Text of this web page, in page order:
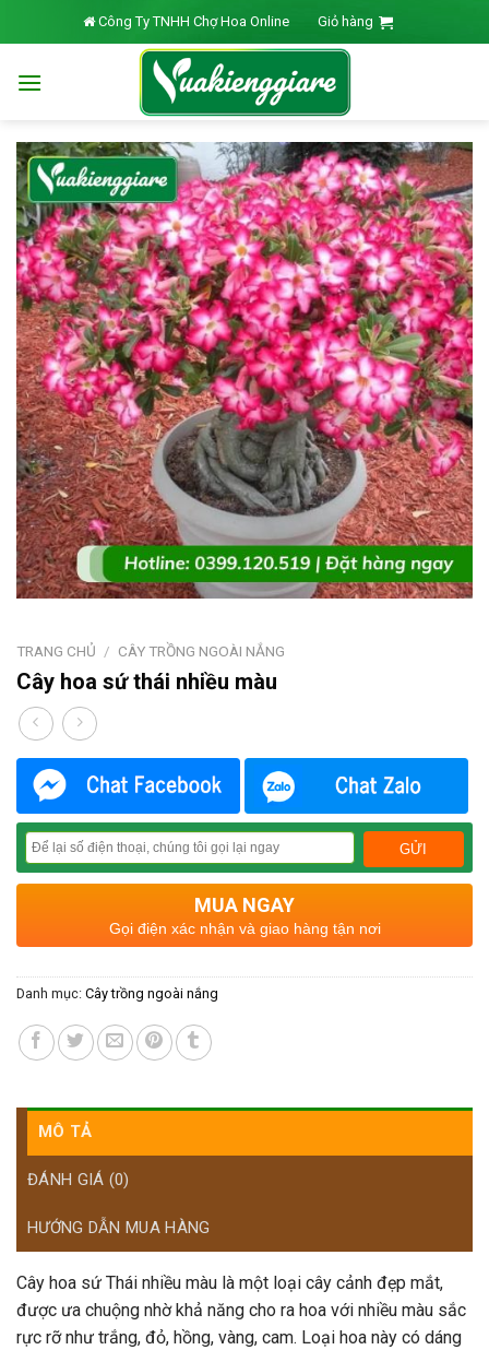
to
Công Ty TNHH Chợ Hoa Online Giỏ hàng
TRANG CHỦ / CÂY TRỒNG NGOÀI NẮNG
Cây hoa sứ thái nhiều màu
MUA NGAY
Gọi điện xác nhận và giao hàng tận nơi
Danh mục: Cây trồng ngoài nắng
MÔ TẢ
ĐÁNH GIÁ (0)
HƯỚNG DẪN MUA HÀNG
Cây hoa sứ Thái nhiều màu là một loại cây cảnh đẹp mắt,
được ưa chuộng nhờ khả năng cho ra hoa với nhiều màu sắc
rực rỡ như trắng, đỏ, hồng, vàng, cam. Loại hoa này có dáng